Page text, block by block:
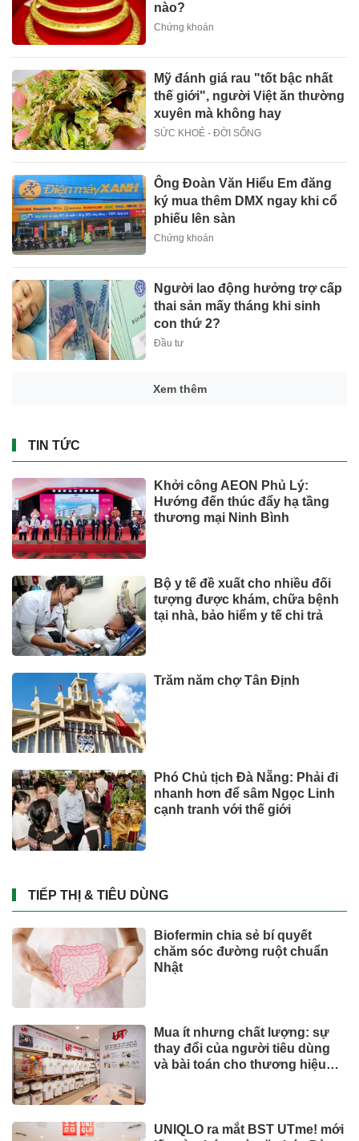
nào?
Chứng khoán
Mỹ đánh giá rau "tốt bậc nhất
thế giới", người Việt ăn thường
xuyên mà không hay
SỨC KHOẺ - ĐỜI SỐNG
Ông Đoàn Văn Hiểu Em đăng
ký mua thêm DMX ngay khi cổ
phiếu lên sàn
Chứng khoán
Người lao động hưởng trợ cấp
thai sản mấy tháng khi sinh
con thứ 2?
Đầu tư
Suzuki XL7 có bản nâng cấp
Giá xăng dầu tác động chỉ số
CPI tháng 7 ra sao?
Miền Bắc có nơi mưa to đến rất
to, đề phòng dông lốc
Những bức ảnh chưa từng
Việt Nam có 600 GW tiềm năng
điện gió ngoài khơi, vì sao
hydrogen xanh vẫn chưa cất
Chủ khu resort trăm triệu đồng/
đêm Six Senses Ninh Van Bay